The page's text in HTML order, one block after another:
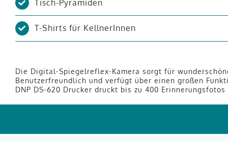
Tisch-Pyramiden
T-Shirts für KellnerInnen
Die Digital-Spiegelreflex-Kamera sorgt für
Benutzerfreundlich und verfügt über einen großen
DNP DS-620 Drucker druckt bis zu 400